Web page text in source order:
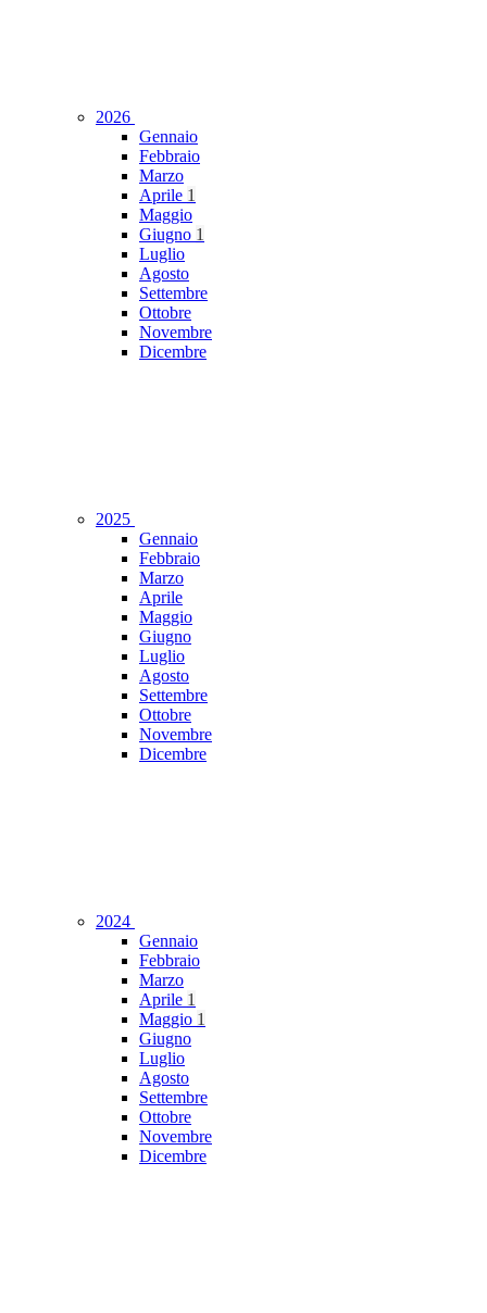
2026
Gennaio
Febbraio
Marzo
Aprile 1
Maggio
Giugno 1
Luglio
Agosto
Settembre
Ottobre
Novembre
Dicembre
2025
Gennaio
Febbraio
Marzo
Aprile
Maggio
Giugno
Luglio
Agosto
Settembre
Ottobre
Novembre
Dicembre
2024
Gennaio
Febbraio
Marzo
Aprile 1
Maggio 1
Giugno
Luglio
Agosto
Settembre
Ottobre
Novembre
Dicembre